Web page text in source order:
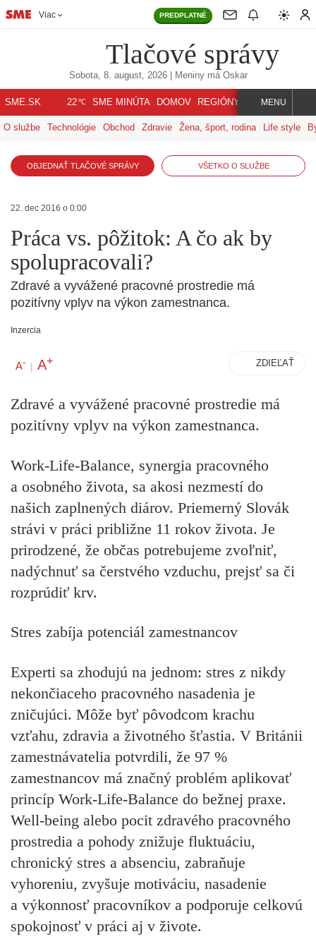
Viac PREDPLATNÉ
Tlačové správy
Sobota, 8. august, 2026| Meniny má Oskar
SME.SK 22℃ SME MINÚTA DOMOV REGIÓNY INDEX SVET
MENU
O službe Technológie Obchod Zdravie Žena, šport, rodina Life style
OBJEDNAŤ TLAČOVÉ SPRÁVY VŠETKO O SLUŽBE
22. dec 2016 o 0:00
Práca vs. pôžitok: A čo ak by
spolupracovali?
Zdravé a vyvážené pracovné prostredie má
pozitívny vplyv na výkon zamestnanca.
Inzercia
A- | A+ ZDIEĽAŤ
Zdravé a vyvážené pracovné prostredie má
pozitívny vplyv na výkon zamestnanca.
Work-Life-Balance, synergia pracovného
a osobného života, sa akosi nezmestí do
našich zaplnených diárov. Priemerný Slovák
strávi v práci približne 11 rokov života. Je
prirodzené, že občas potrebujeme zvoľniť,
nadýchnuť sa čerstvého vzduchu, prejsť sa či
rozprúdiť krv.
Stres zabíja potenciál zamestnancov
Experti sa zhodujú na jednom: stres z nikdy
nekončiaceho pracovného nasadenia je
zničujúci. Môže byť pôvodcom krachu
vzťahu, zdravia a životného šťastia. V Británii
zamestnávatelia potvrdili, že 97 %
zamestnancov má značný problém aplikovať
princíp Work-Life-Balance do bežnej praxe.
Well-being alebo pocit zdravého pracovného
prostredia a pohody znižuje fluktuáciu,
chronický stres a absenciu, zabraňuje
vyhoreniu, zvyšuje motiváciu, nasadenie
a výkonnosť pracovníkov a podporuje celkovú
spokojnosť v práci aj v živote.